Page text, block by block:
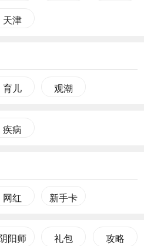
天津
育儿 观潮
疾病
网红 新手卡
阳师 礼包 攻略